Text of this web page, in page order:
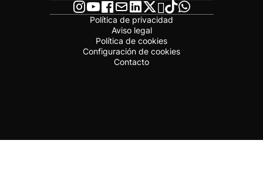
Política de privacidad
Aviso legal
Política de cookies
Configuración de cookies
Contacto